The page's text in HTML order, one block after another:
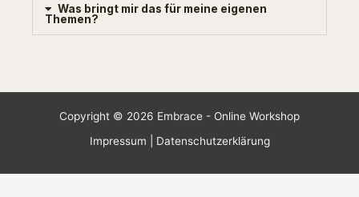
Was bringt mir das für meine eigenen
Themen?
Copyright © 2026 Embrace - Online Workshop
Impressum
Datenschutzerklärung